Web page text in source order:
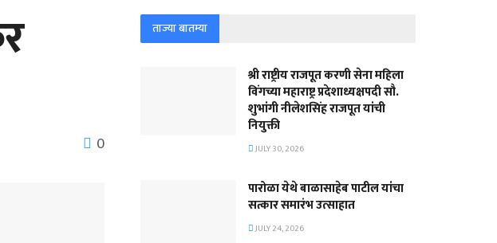
0
ताज्या बातम्या
श्री राष्ट्रीय राजपूत करणी सेना महिला
विंगच्या महाराष्ट्र प्रदेशाध्यक्षपदी सौ.
शुभांगी नीलेशसिंह राजपूत यांची
नियुक्ती
JULY 30, 2026
पारोळा येथे बाळासाहेब पाटील यांचा
सत्कार समारंभ उत्साहात
JULY 24, 2026